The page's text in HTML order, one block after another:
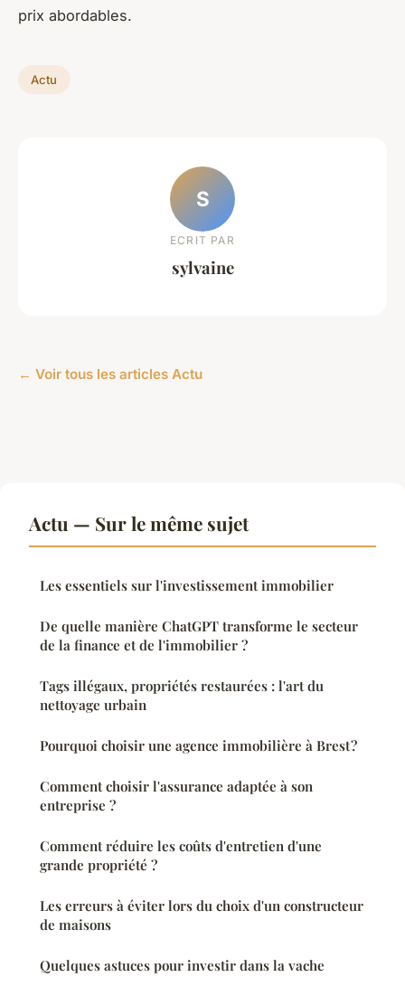
prix abordables.
Actu
S
ECRIT PAR
sylvaine
← Voir tous les articles Actu
Actu — Sur le même sujet
Les essentiels sur l'investissement immobilier
De quelle manière ChatGPT transforme le secteur
de la finance et de l'immobilier ?
Tags illégaux, propriétés restaurées : l'art du
nettoyage urbain
Pourquoi choisir une agence immobilière à Brest ?
Comment choisir l'assurance adaptée à son
entreprise ?
Comment réduire les coûts d'entretien d'une
grande propriété ?
Les erreurs à éviter lors du choix d'un constructeur
de maisons
Quelques astuces pour investir dans la vache